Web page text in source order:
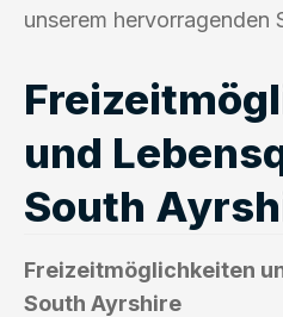
unserem hervorragenden
und
South
Freizeitmöglichkeiten
South Ayrshire